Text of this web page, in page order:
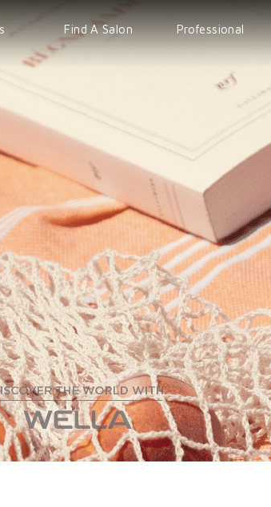
Find A Salon Professional
EVENT